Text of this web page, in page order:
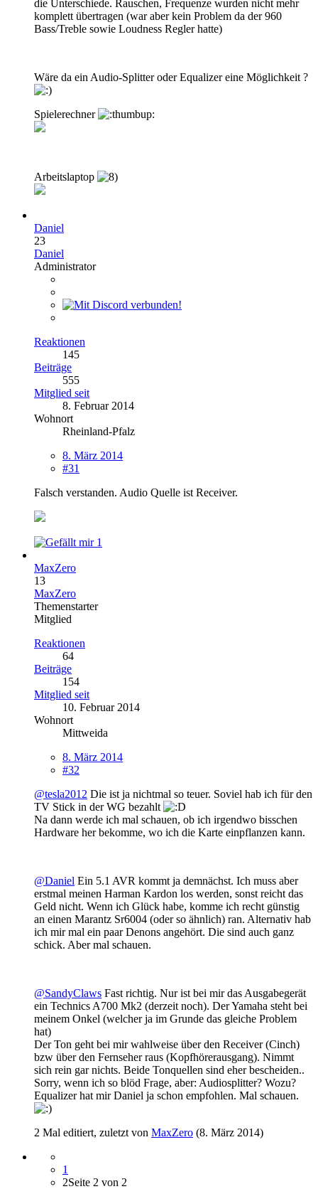
die Unterschiede. Rauschen, Frequenze wurden nicht mehr
komplett übertragen (war aber kein Problem da der 960
Bass/Treble sowie Loudness Regler hatte)
Wäre da ein Audio-Splitter oder Equalizer eine Möglichkeit ?
Spielerechner
Arbeitslaptop
Daniel
23
Daniel
Administrator
Reaktionen
145
Beiträge
555
Mitglied seit
8. Februar 2014
Wohnort
Rheinland-Pfalz
8. März 2014
#31
Falsch verstanden. Audio Quelle ist Receiver.
1
MaxZero
13
MaxZero
Themenstarter
Mitglied
Reaktionen
64
Beiträge
154
Mitglied seit
10. Februar 2014
Wohnort
Mittweida
8. März 2014
#32
@tesla2012 Die ist ja nichtmal so teuer. Soviel hab ich für den
TV Stick in der WG bezahlt
Na dann werde ich mal schauen, ob ich irgendwo bisschen
Hardware her bekomme, wo ich die Karte einpflanzen kann.
@Daniel Ein 5.1 AVR kommt ja demnächst. Ich muss aber
erstmal meinen Harman Kardon los werden, sonst reicht das
Geld nicht. Wenn ich Glück habe, komme ich recht günstig
an einen Marantz Sr6004 (oder so ähnlich) ran. Alternativ hab
ich mir mal ein paar Denons angehört. Die sind auch ganz
schick. Aber mal schauen.
@SandyClaws Fast richtig. Nur ist bei mir das Ausgabegerät
ein Technics A700 Mk2 (derzeit noch). Der Yamaha steht bei
meinem Onkel (welcher ja im Grunde das gleiche Problem
hat)
Der Ton geht bei mir wahlweise über den Receiver (Cinch)
bzw über den Fernseher raus (Kopfhörerausgang). Nimmt
sich rein gar nichts. Beide Tonquellen sind eher bescheiden..
Sorry, wenn ich so blöd Frage, aber: Audiosplitter? Wozu?
Equalizer hat mir Daniel ja schon empfohlen. Mal schauen.
2 Mal editiert, zuletzt von MaxZero (8. März 2014)
1
2Seite 2 von 2